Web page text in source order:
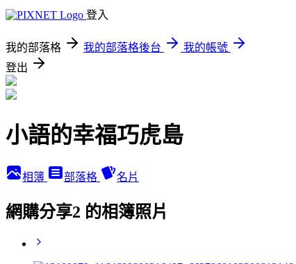
登入
我的部落格 我的部落格後台
我的帳號
登出
小語的幸福巧虎島
相簿 部落格 名片
網購分享2 的相簿照片